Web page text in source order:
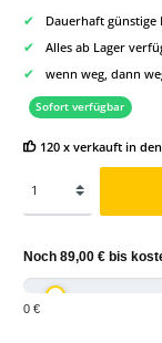
✔ Dauerhaft günstige
✔ Alles ab Lager
✔ wenn weg, dann
Sofort verfügbar
120 x verkauft in
Noch 89,00 € bis
0 €